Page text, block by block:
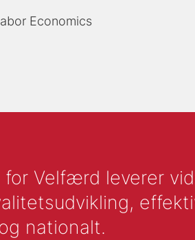
Economics
Velfærd leverer
nationalt.